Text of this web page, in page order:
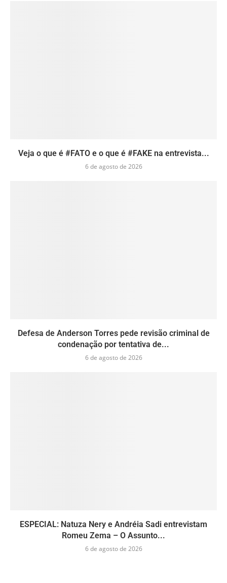
Veja o que é #FATO e o que é #FAKE na entrevista...
6 de agosto de 2026
Defesa de Anderson Torres pede revisão criminal de
condenação por tentativa de...
6 de agosto de 2026
ESPECIAL: Natuza Nery e Andréia Sadi entrevistam
Romeu Zema – O Assunto...
6 de agosto de 2026